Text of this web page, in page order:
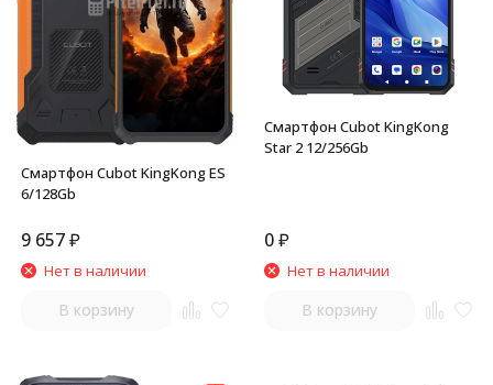
Смартфон Cubot KingKong ES
6/128Gb
9 657₽
Нет в наличии
В корзину
Смартфон Cubot KingKong
Star 2 12/256Gb
0₽
Нет в наличии
В корзину